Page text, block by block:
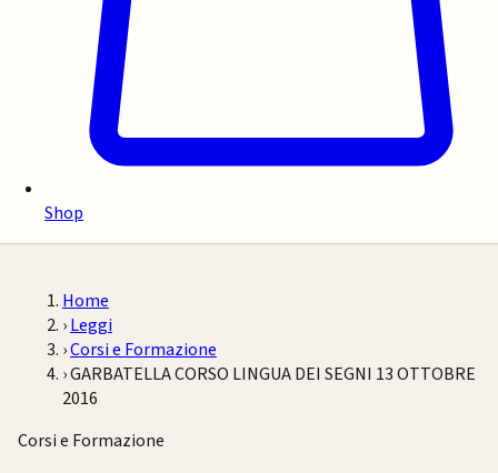
Shop
Home
›Leggi
›Corsi e Formazione
›GARBATELLA CORSO LINGUA DEI SEGNI 13 OTTOBRE
2016
Corsi e Formazione